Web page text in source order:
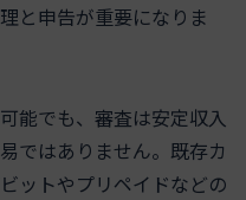
と申告が重要になりま
能でも、審査は安定収入
ではありません。既存カ
ットやプリペイドなどの